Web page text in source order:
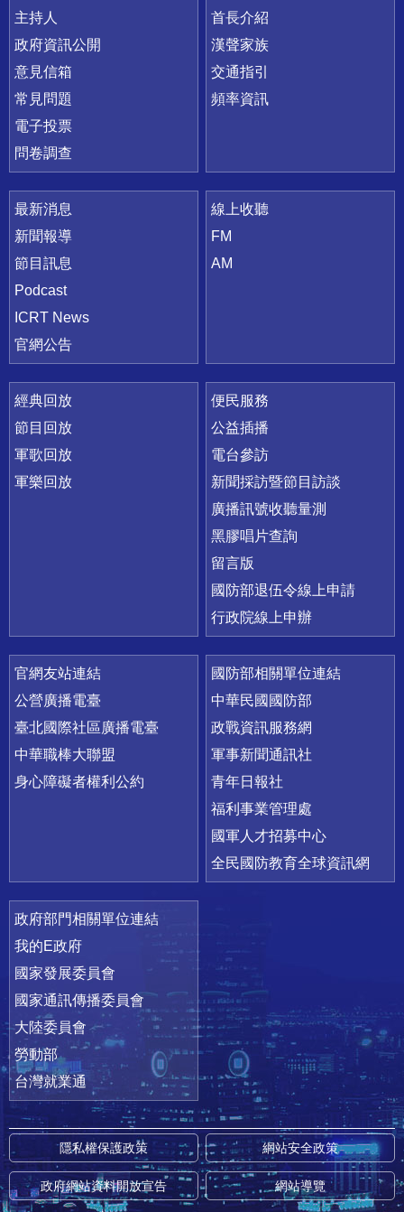
主持人
政府資訊公開
意見信箱
常見問題
電子投票
問卷調查
首長介紹
漢聲家族
交通指引
頻率資訊
最新消息
新聞報導
節目訊息
Podcast
ICRT News
官網公告
線上收聽
FM
AM
經典回放
節目回放
軍歌回放
軍樂回放
便民服務
公益插播
電台參訪
新聞採訪暨節目訪談
廣播訊號收聽量測
黑膠唱片查詢
留言版
國防部退伍令線上申請
行政院線上申辦
官網友站連結
公營廣播電臺
臺北國際社區廣播電臺
中華職棒大聯盟
身心障礙者權利公約
國防部相關單位連結
中華民國國防部
政戰資訊服務網
軍事新聞通訊社
青年日報社
福利事業管理處
國軍人才招募中心
全民國防教育全球資訊網
政府部門相關單位連結
我的E政府
國家發展委員會
國家通訊傳播委員會
大陸委員會
勞動部
台灣就業通
隱私權保護政策 網站安全政策
政府網站資料開放宣告 網站導覽